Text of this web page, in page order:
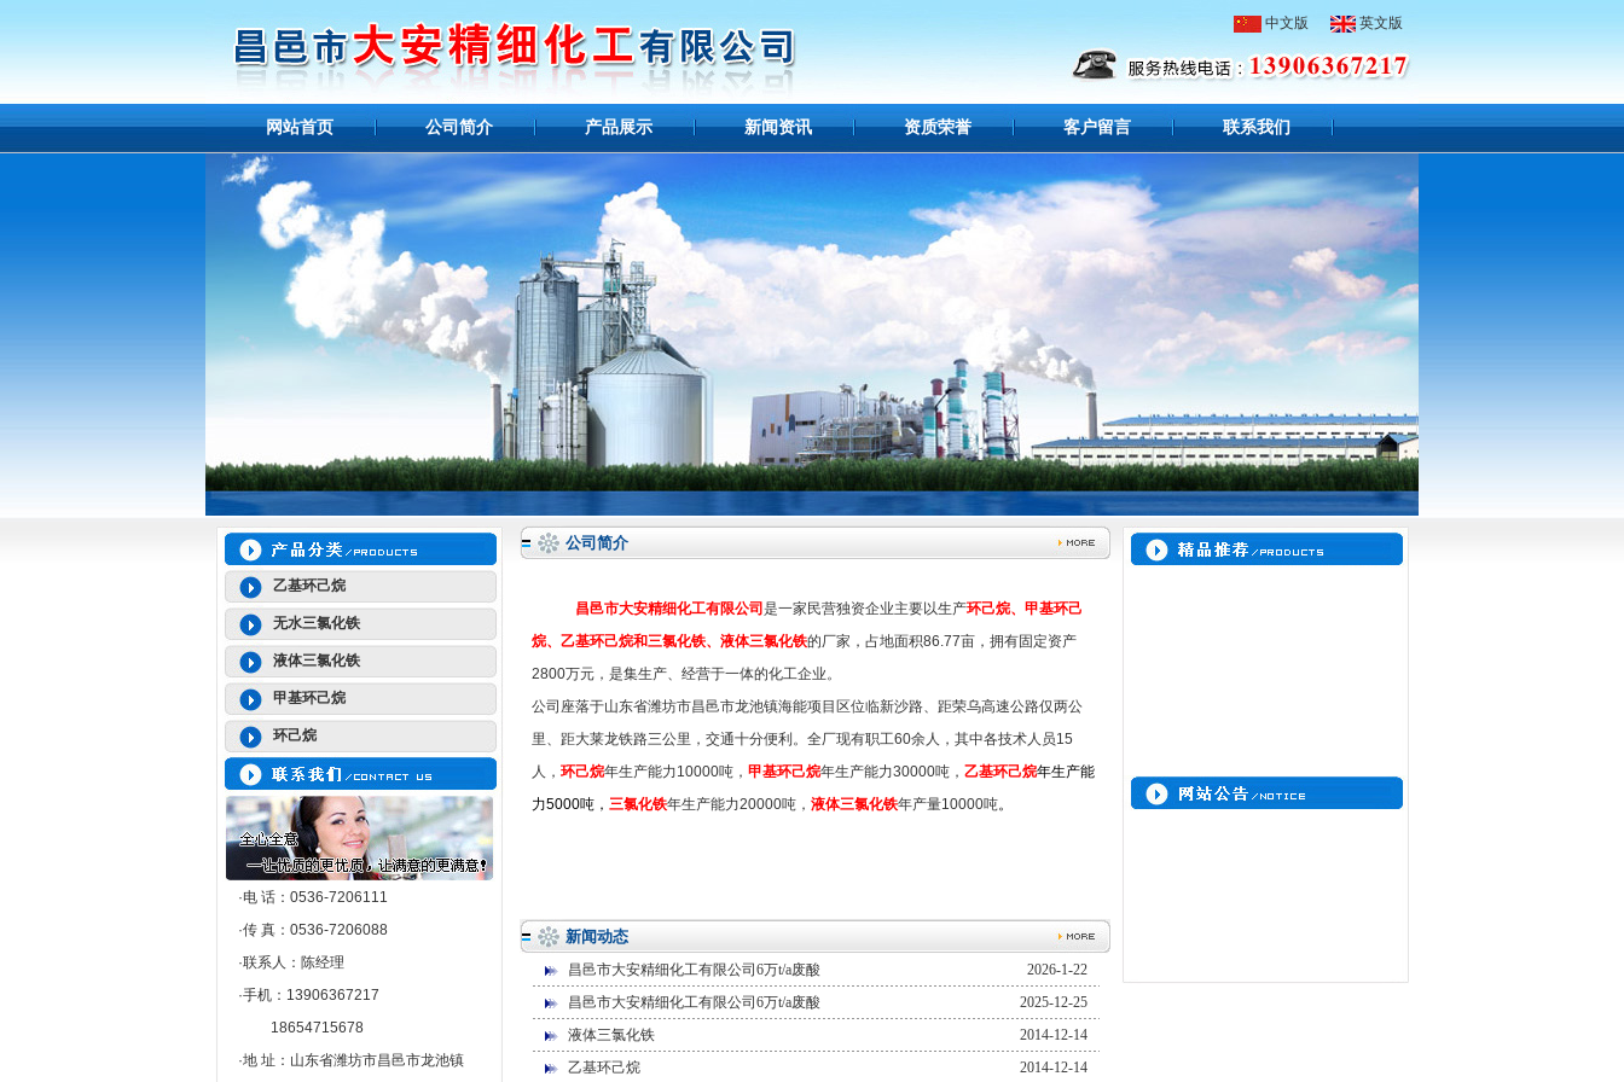
中文版 英文版
网站首页 公司简介 产品展示 新闻资讯 资质荣誉 客户留言 联系我们
乙基环己烷
无水三氯化铁
液体三氯化铁
甲基环己烷
环己烷
·电 话：0536-7206111
·传 真：0536-7206088
·联系人：陈经理
·手机：13906367217
18654715678
·地 址：山东省潍坊市昌邑市龙池镇
公司简介
昌邑市大安精细化工有限公司 是一家民营独资企业主要以生产环己烷、甲基环己
烷、乙基环己烷和三氯化铁、液体三氯化铁的厂家，占地面积86.77亩，拥有固定资产
2800万元，是集生产、经营于一体的化工企业。
公司座落于山东省潍坊市昌邑市龙池镇海能项目区位临新沙路、距荣乌高速公路仅两公
里、距大莱龙铁路三公里，交通十分便利。全厂现有职工60余人，其中各技术人员15
人， 环己烷年生产能力10000吨， 甲基环己烷年生产能力30000吨， 乙基环己烷年生产能
力5000吨， 三氯化铁年生产能力20000吨， 液体三氯化铁年产量10000吨。
新闻动态
昌邑市大安精细化工有限公司6万t/a废酸
2026-1-22
昌邑市大安精细化工有限公司6万t/a废酸
2025-12-25
液体三氯化铁
2014-12-14
乙基环己烷
2014-12-14